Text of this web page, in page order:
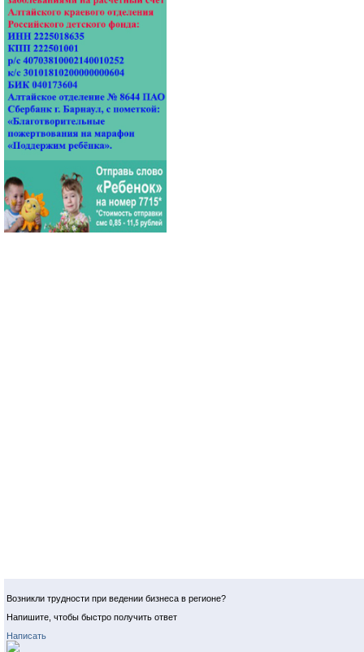
Возникли трудности при ведении бизнеса в регионе?
Напишите, чтобы быстро получить ответ
Написать